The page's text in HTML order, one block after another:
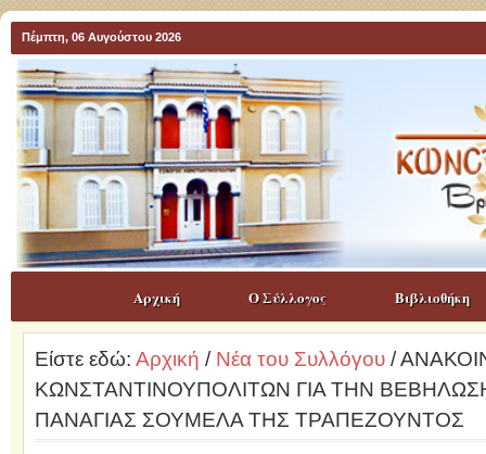
Πέμπτη, 06 Αυγούστου 2026
Αρχική Ο Σύλλογος Βιβλιοθήκη
Είστε εδώ: Αρχική / Νέα του Συλλόγου/
ΚΩΝΣΤΑΝΤΙΝΟΥΠΟΛΙΤΩΝ ΓΙΑ ΤΗΝ
ΠΑΝΑΓΙΑΣ ΣΟΥΜΕΛΑ ΤΗΣ ΤΡΑΠΕΖΟΥΝΤΟΣ